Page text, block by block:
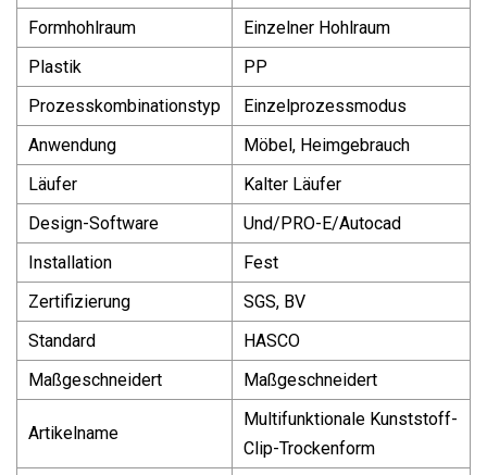
Formhohlraum
Einzelner Hohlraum
Plastik
PP
Prozesskombinationstyp
Einzelprozessmodus
Anwendung
Möbel, Heimgebrauch
Läufer
Kalter Läufer
Design-Software
Und/PRO-E/Autocad
Installation
Fest
Zertifizierung
SGS, BV
Standard
HASCO
Maßgeschneidert
Maßgeschneidert
Artikelname
Multifunktionale Kunststoff-
Clip-Trockenform